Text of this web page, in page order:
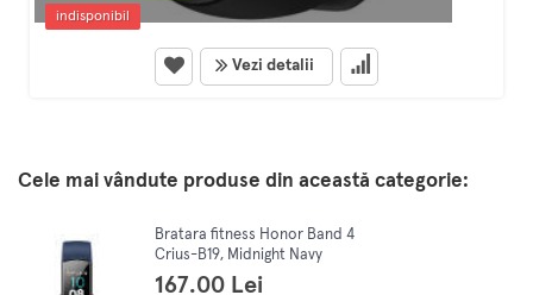
indisponibil
Vezi detalii
Cele mai vândute produse din această categorie:
Bratara fitness Honor Band 4
Crius-B19, Midnight Navy
167.00 Lei